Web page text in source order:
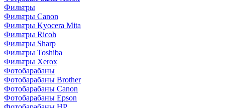
Фильтры
Фильтры Canon
Фильтры Kyocera Mita
Фильтры Ricoh
Фильтры Sharp
Фильтры Toshiba
Фильтры Xerox
Фотобарабаны
Фотобарабаны Brother
Фотобарабаны Canon
Фотобарабаны Epson